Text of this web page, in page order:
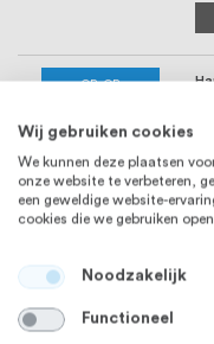
OP=OP
€
Wij gebruiken cookies
We kunnen deze plaatsen
onze website te verbeteren,
een geweldige website-
cookies die we gebruiken
Noodzakelijk
Functioneel